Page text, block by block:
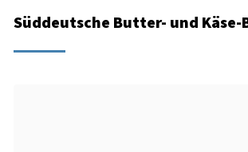
Süddeutsche Butter- und Käse-